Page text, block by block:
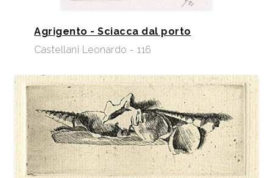
Agrigento - Sciacca dal porto
Castellani Leonardo - 116